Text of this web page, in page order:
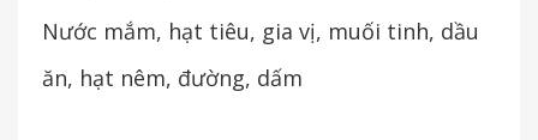
Nước mắm, hạt tiêu, gia vị, muối tinh, dầu
ăn, hạt nêm, đường, dấm